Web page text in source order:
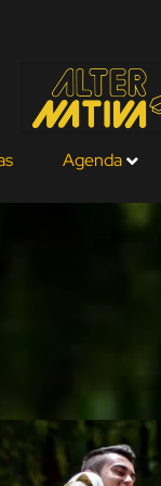
Agenda